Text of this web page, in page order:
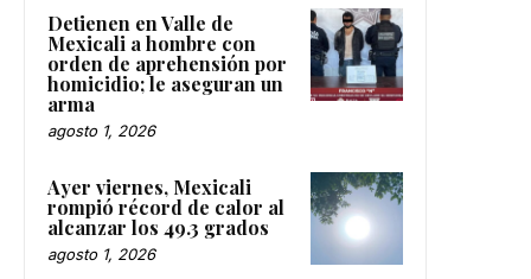
Detienen en Valle de
Mexicali a hombre con
orden de aprehensión por
homicidio; le aseguran un
arma
agosto 1, 2026
Ayer viernes, Mexicali
rompió récord de calor al
alcanzar los 49.3 grados
agosto 1, 2026